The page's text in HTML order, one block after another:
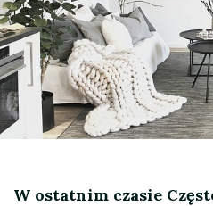
W ostatnim czasie